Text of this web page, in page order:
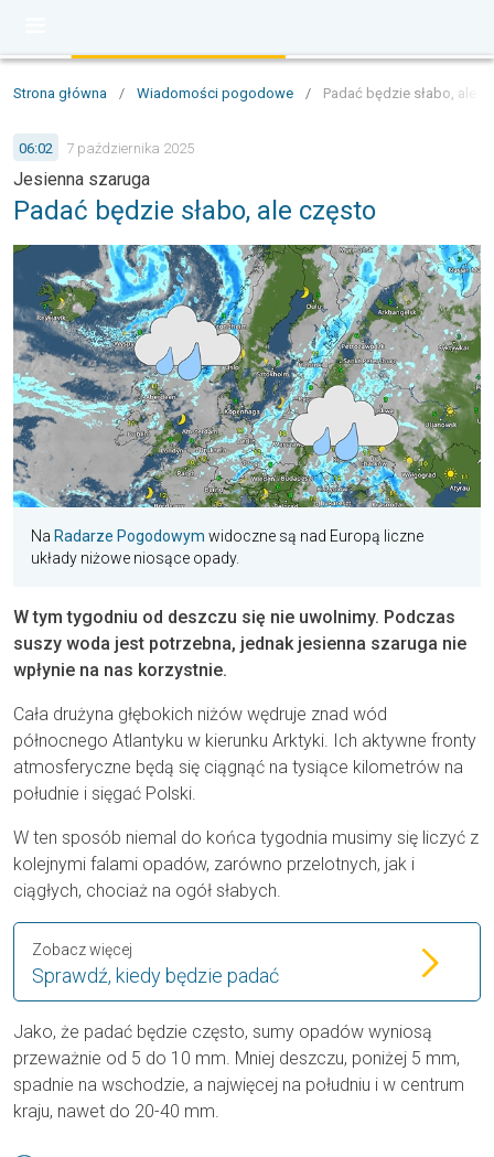
Strona główna / Wiadomości pogodowe / Padać będzie słabo, ale
06:02 7 października 2025
Jesienna szaruga
Padać będzie słabo, ale często
Na Radarze Pogodowym widoczne są nad Europą liczne
układy niżowe niosące opady.
W tym tygodniu od deszczu się nie uwolnimy. Podczas
suszy woda jest potrzebna, jednak jesienna szaruga nie
wpłynie na nas korzystnie.
Cała drużyna głębokich niżów wędruje znad wód
północnego Atlantyku w kierunku Arktyki. Ich aktywne fronty
atmosferyczne będą się ciągnąć na tysiące kilometrów na
południe i sięgać Polski.
W ten sposób niemal do końca tygodnia musimy się liczyć z
kolejnymi falami opadów, zarówno przelotnych, jak i
ciągłych, chociaż na ogół słabych.
Sprawdź, kiedy będzie padać
Zobacz więcej
Jako, że padać będzie często, sumy opadów wyniosą
przeważnie od 5 do 10 mm. Mniej deszczu, poniżej 5 mm,
spadnie na wschodzie, a najwięcej na południu i w centrum
kraju, nawet do 20-40 mm.